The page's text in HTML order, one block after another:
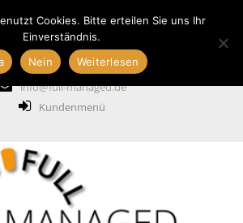
+49 211 6887837
info@full-managed.de
Kundenmenü
Cookies. Bitte erteilen Sie uns Ihr
Einverständnis.
Nein Weiterlesen